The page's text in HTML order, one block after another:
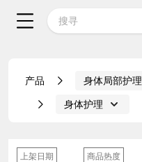
产品 身体局部护理
身体护理
上架日期 商品热度